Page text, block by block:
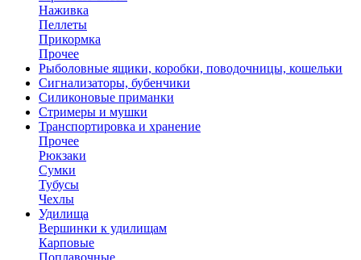
Наживка
Пеллеты
Прикормка
Прочее
Рыболовные ящики, коробки, поводочницы, кошельки
Сигнализаторы, бубенчики
Силиконовые приманки
Стримеры и мушки
Транспортировка и хранение
Прочее
Рюкзаки
Сумки
Тубусы
Чехлы
Удилища
Вершинки к удилищам
Карповые
Поплавочные